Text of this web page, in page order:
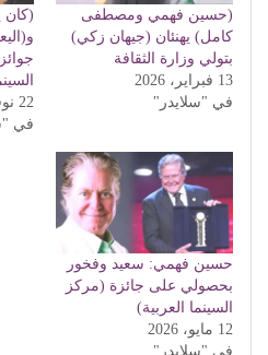
(حسين فهمي ومصطفى
كامل) يهنئان (جيهان زكي)
بتولي وزارة الثقافة
13 فبراير، 2026
في "سلايدر"
(كان
22 نوفمبر، 2025
في
حسين فهمي: سعيد وفخور
بحصولي على جائزة (مركز
السينما العربية)
12 مايو، 2026
في "سلايدر"